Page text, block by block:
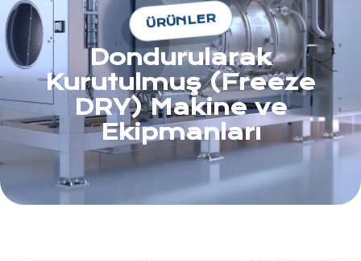
ÜRÜNLER
Dondurularak
Kurutulmuş (Freeze
DRY) Makine ve
Ekipmanları